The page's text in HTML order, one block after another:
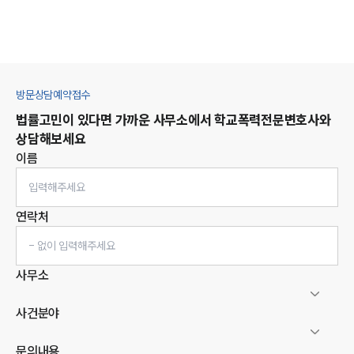
방문상담예약접수
법률고민이 있다면 가까운 사무소에서 학교폭력전문변호사와
상담해보세요
이름
연락처
사무소
사건분야